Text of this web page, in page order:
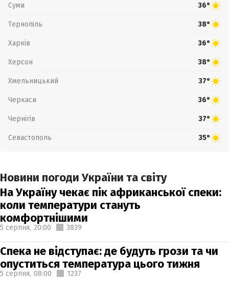
Суми 36°
Тернопіль 38°
Харків 36°
Херсон 38°
Хмельницький 37°
Черкаси 36°
Чернігів 37°
Севастополь 35°
Новини погоди України та світу
На Україну чекає пік африканської спеки:
коли температури стануть
комфортнішими
5 серпня, 20:00 3839
Спека не відступає: де будуть грози та чи
опуститься температура цього тижня
5 серпня, 08:00 1237